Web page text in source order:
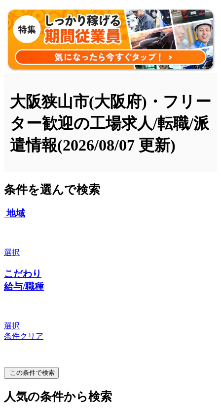
大阪狭山市(大阪府)・フリー
ター歓迎の工場求人/転職/派
遣情報(2026/08/07 更新)
条件を選んで検索
地域
選択
こだわり
給与/職種
選択
条件クリア
この条件で検索
人気の条件から検索